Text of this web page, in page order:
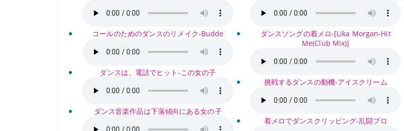
コールのためのダンスのリメイク-Budde
ダンスは、電話でヒット-この女の子
ダンス音楽作品は下落傾向にある女の子
ダンスソングの着メロ-[Lika Morgan-Hit
Me(Club Mix)]
挑戦するダンスの動機-アイスクリーム
着メロでダンスクリッピング-乱闘ブロ